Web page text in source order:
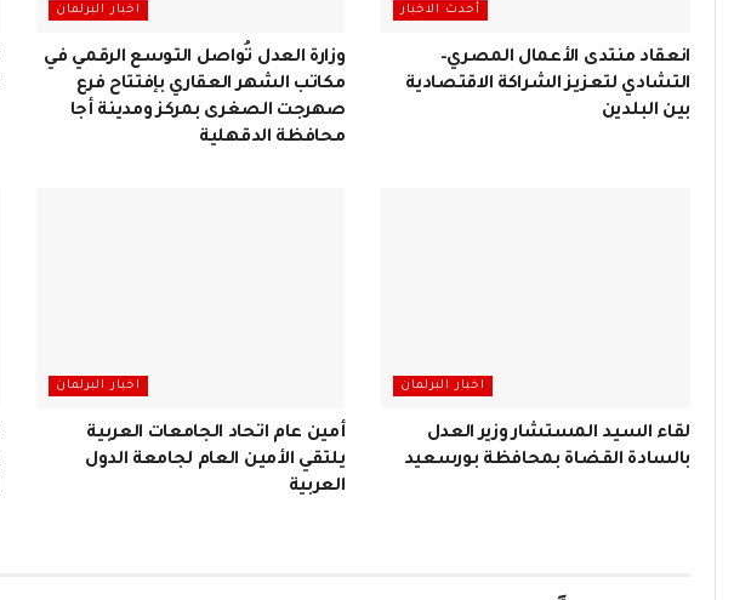
أحدث الاخبار
انعقاد منتدى الأعمال المصري–
التشادي لتعزيز الشراكة الاقتصادية
بين البلدين
اخبار البرلمان
وزارة العدل تُواصل التوسع الرقمي في
مكاتب الشهر العقاري بإفتتاح فرع
صهرجت الصغرى بمركز ومدينة أجا
محافظة الدقهلية
اخبار البرلمان
لقاء السيد المستشار وزير العدل
بالسادة القضاة بمحافظة بورسعيد
اخبار البرلمان
أمين عام اتحاد الجامعات العربية
يلتقي الأمين العام لجامعة الدول
العربية